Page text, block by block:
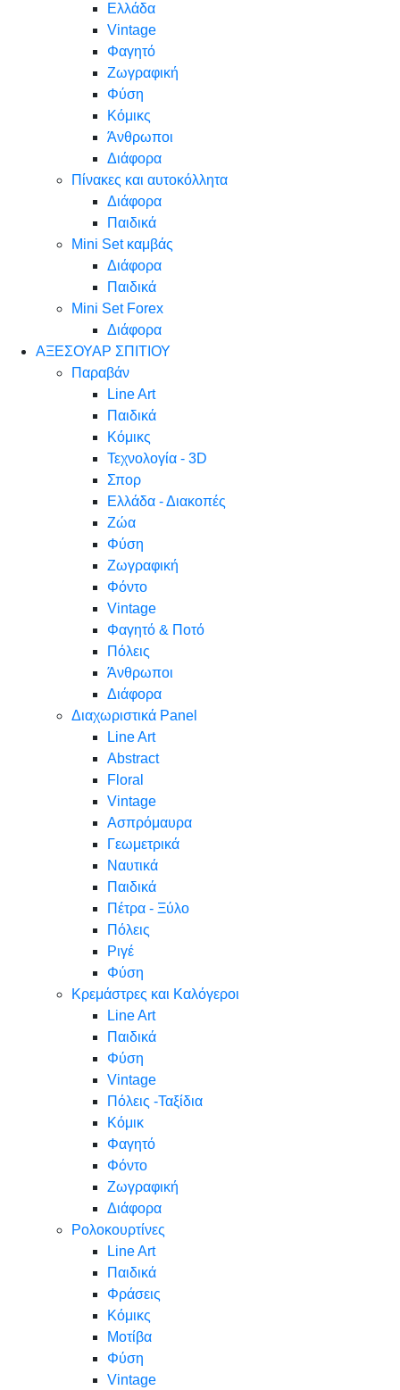
Ελλάδα
Vintage
Φαγητό
Ζωγραφική
Φύση
Κόμικς
Άνθρωποι
Διάφορα
Πίνακες και αυτοκόλλητα
Διάφορα
Παιδικά
Mini Set καμβάς
Διάφορα
Παιδικά
Mini Set Forex
Διάφορα
ΑΞΕΣΟΥΑΡ ΣΠΙΤΙΟΥ
Παραβάν
Line Art
Παιδικά
Κόμικς
Τεχνολογία - 3D
Σπορ
Ελλάδα - Διακοπές
Ζώα
Φύση
Ζωγραφική
Φόντο
Vintage
Φαγητό & Ποτό
Πόλεις
Άνθρωποι
Διάφορα
Διαχωριστικά Panel
Line Art
Abstract
Floral
Vintage
Ασπρόμαυρα
Γεωμετρικά
Ναυτικά
Παιδικά
Πέτρα - Ξύλο
Πόλεις
Ριγέ
Φύση
Κρεμάστρες και Καλόγεροι
Line Art
Παιδικά
Φύση
Vintage
Πόλεις -Ταξίδια
Κόμικ
Φαγητό
Φόντο
Ζωγραφική
Διάφορα
Ρολοκουρτίνες
Line Art
Παιδικά
Φράσεις
Κόμικς
Μοτίβα
Φύση
Vintage